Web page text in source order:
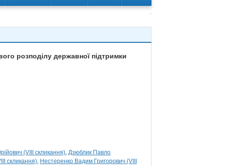
розподілу державної підтримки
(VIII скликання) Дзюблик Павло
скликання) Нестеренко Вадим Григорович (VIII